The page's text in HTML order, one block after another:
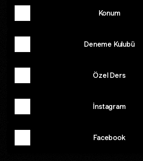
Konum
Deneme Kulubü
Özel Ders
İnstagram
Facebook